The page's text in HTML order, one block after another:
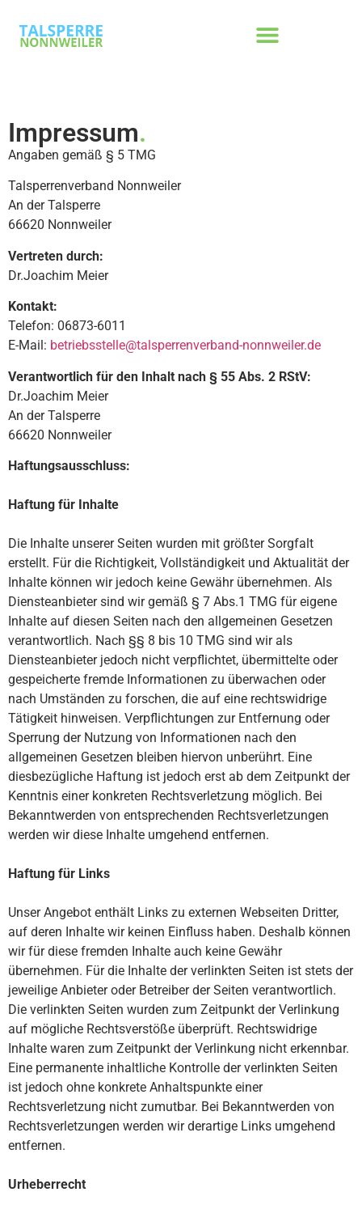
Impressum.
Angaben gemäß § 5 TMG
Talsperrenverband Nonnweiler
An der Talsperre
66620 Nonnweiler
Vertreten durch:
Dr.Joachim Meier
Kontakt:
Telefon: 06873-6011
E-Mail: betriebsstelle@talsperrenverband-nonnweiler.de
Verantwortlich für den Inhalt nach § 55 Abs. 2 RStV:
Dr.Joachim Meier
An der Talsperre
66620 Nonnweiler
Haftungsausschluss:
Haftung für Inhalte
Die Inhalte unserer Seiten wurden mit größter Sorgfalt
erstellt. Für die Richtigkeit, Vollständigkeit und Aktualität der
Inhalte können wir jedoch keine Gewähr übernehmen. Als
Diensteanbieter sind wir gemäß § 7 Abs.1 TMG für eigene
Inhalte auf diesen Seiten nach den allgemeinen Gesetzen
verantwortlich. Nach §§ 8 bis 10 TMG sind wir als
Diensteanbieter jedoch nicht verpflichtet, übermittelte oder
gespeicherte fremde Informationen zu überwachen oder
nach Umständen zu forschen, die auf eine rechtswidrige
Tätigkeit hinweisen. Verpflichtungen zur Entfernung oder
Sperrung der Nutzung von Informationen nach den
allgemeinen Gesetzen bleiben hiervon unberührt. Eine
diesbezügliche Haftung ist jedoch erst ab dem Zeitpunkt der
Kenntnis einer konkreten Rechtsverletzung möglich. Bei
Bekanntwerden von entsprechenden Rechtsverletzungen
werden wir diese Inhalte umgehend entfernen.
Haftung für Links
Unser Angebot enthält Links zu externen Webseiten Dritter,
auf deren Inhalte wir keinen Einfluss haben. Deshalb können
wir für diese fremden Inhalte auch keine Gewähr
übernehmen. Für die Inhalte der verlinkten Seiten ist stets der
jeweilige Anbieter oder Betreiber der Seiten verantwortlich.
Die verlinkten Seiten wurden zum Zeitpunkt der Verlinkung
auf mögliche Rechtsverstöße überprüft. Rechtswidrige
Inhalte waren zum Zeitpunkt der Verlinkung nicht erkennbar.
Eine permanente inhaltliche Kontrolle der verlinkten Seiten
ist jedoch ohne konkrete Anhaltspunkte einer
Rechtsverletzung nicht zumutbar. Bei Bekanntwerden von
Rechtsverletzungen werden wir derartige Links umgehend
entfernen.
Urheberrecht